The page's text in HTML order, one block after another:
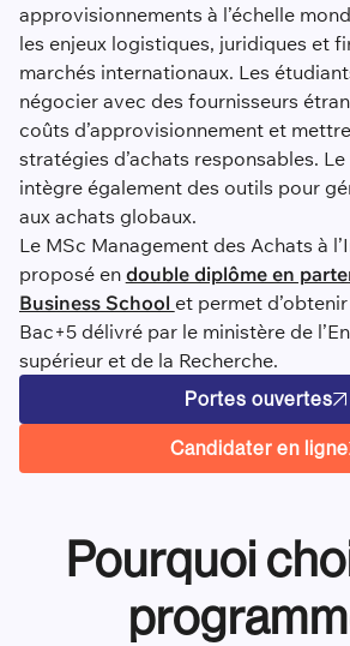
approvisionnements à l’échelle
les enjeux logistiques, juridiques et
marchés internationaux. Les
négocier avec des fournisseurs
coûts d’approvisionnement et
stratégies d’achats responsables.
intègre également des outils pour
aux achats globaux.
Le MSc Management des Achats à
proposé en double diplôme en
Business School et permet
Bac+5 délivré par le ministère de
supérieur et de la Recherche.
Portes ouvertes
Candidater en ligne
Pourquoi